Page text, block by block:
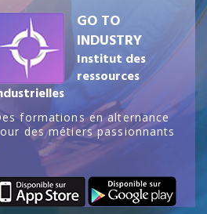
GO TO
INDUSTRY
Institut des
ressources
formations en alternance
des métiers passionnants